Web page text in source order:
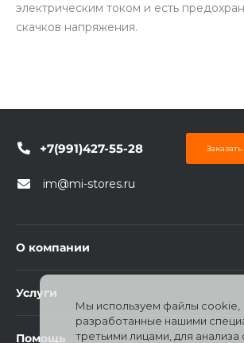
электрическим током и есть
скачков напряжения.
+7(991)427-55-28
im@mi-stores.ru
О компании
Услуги
Помощь
Мы используем файлы cookie,
разработанные нашими
третьими лицами, для анализа